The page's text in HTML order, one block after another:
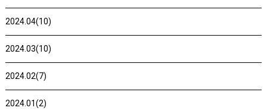
2024.04(10)
2024.03(10)
2024.02(7)
2024.01(2)